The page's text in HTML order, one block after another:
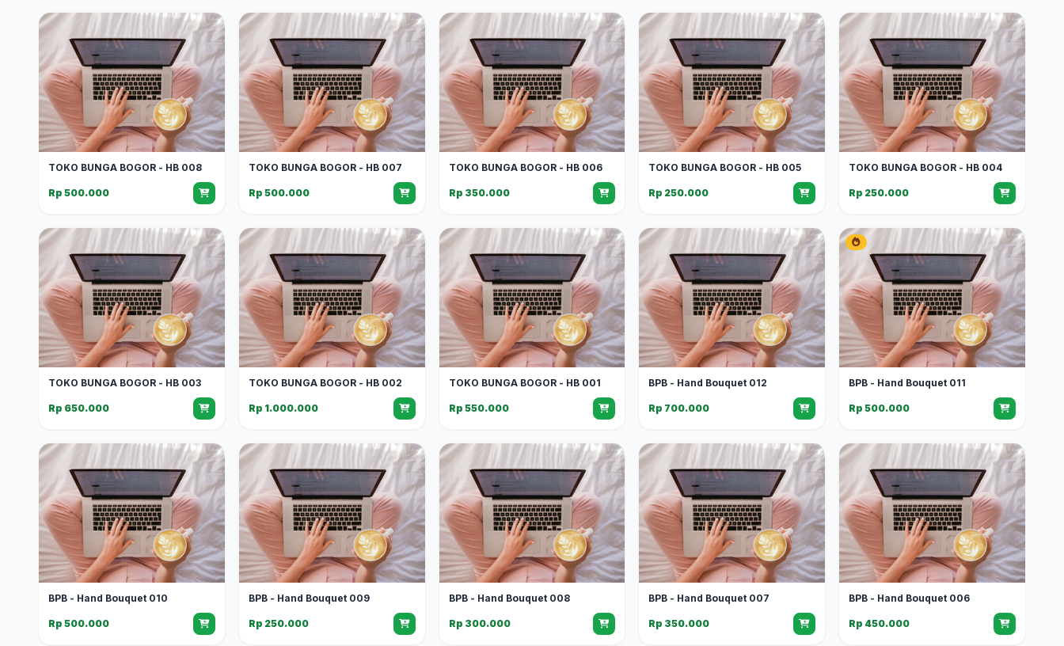
TOKO BUNGA BOGOR - HB 008
Rp 500.000
TOKO BUNGA BOGOR - HB 007
Rp 500.000
TOKO BUNGA BOGOR - HB 006
Rp 350.000
TOKO BUNGA BOGOR - HB 005
Rp 250.000
TOKO BUNGA BOGOR - HB 004
Rp 250.000
TOKO BUNGA BOGOR - HB 003
Rp 650.000
TOKO BUNGA BOGOR - HB 002
Rp 1.000.000
TOKO BUNGA BOGOR - HB 001
Rp 550.000
BPB - Hand Bouquet 012
Rp 700.000
BPB - Hand Bouquet 011
Rp 500.000
BPB - Hand Bouquet 010
Rp 500.000
BPB - Hand Bouquet 009
Rp 250.000
BPB - Hand Bouquet 008
Rp 300.000
BPB - Hand Bouquet 007
Rp 350.000
BPB - Hand Bouquet 006
Rp 450.000